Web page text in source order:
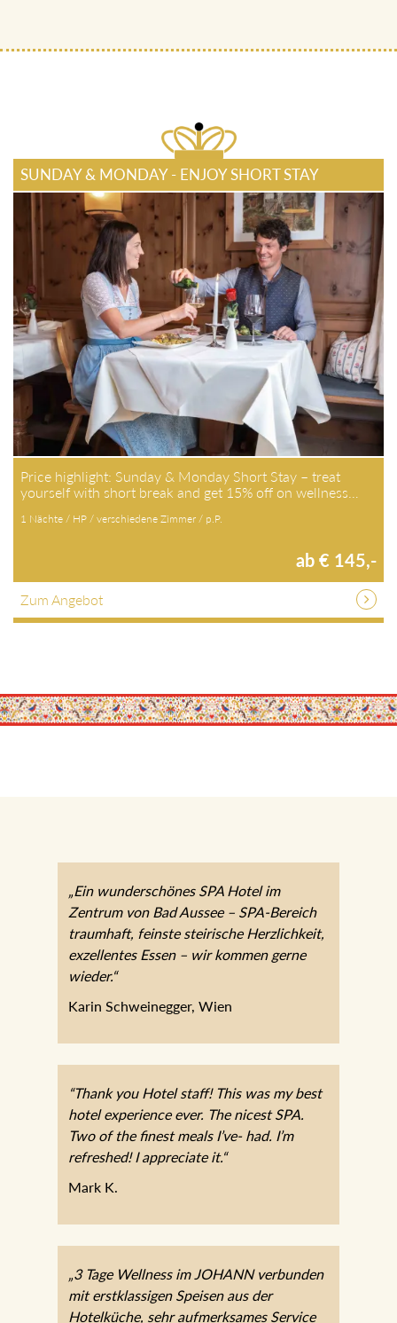
SUNDAY & MONDAY - ENJOY SHORT STAY
Price highlight: Sunday & Monday Short Stay – treat
yourself with short break and get 15% off on wellness…
1 Nächte / HP / verschiedene Zimmer / p.P.
ab € 145,-
Zum Angebot
„Ein wunderschönes SPA Hotel im
Zentrum von Bad Aussee – SPA-Bereich
traumhaft, feinste steirische Herzlichkeit,
exzellentes Essen – wir kommen gerne
wieder.“
Karin Schweinegger, Wien
“Thank you Hotel staff! This was my best
hotel experience ever. The nicest SPA.
Two of the finest meals I’ve- had. I’m
refreshed! I appreciate it.“
Mark K.
„3 Tage Wellness im JOHANN verbunden
mit erstklassigen Speisen aus der
Hotelküche, sehr aufmerksames Service